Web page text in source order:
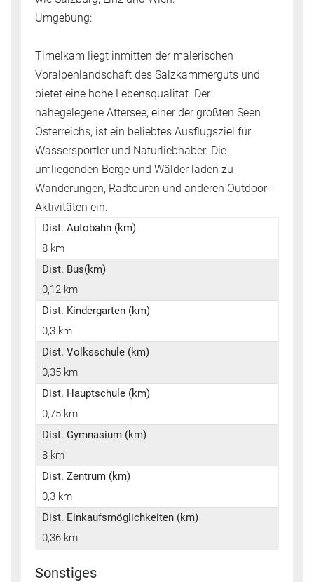
Umgebung:
Timelkam liegt inmitten der malerischen
Voralpenlandschaft des Salzkammerguts und
bietet eine hohe Lebensqualität. Der
nahegelegene Attersee, einer der größten Seen
Österreichs, ist ein beliebtes Ausflugsziel für
Wassersportler und Naturliebhaber. Die
umliegenden Berge und Wälder laden zu
Wanderungen, Radtouren und anderen Outdoor-
Aktivitäten ein.
Dist. Autobahn (km)
8 km
Dist. Bus(km)
0,12 km
Dist. Kindergarten (km)
0,3 km
Dist. Volksschule (km)
0,35 km
Dist. Hauptschule (km)
0,75 km
Dist. Gymnasium (km)
8 km
Dist. Zentrum (km)
0,3 km
Dist. Einkaufsmöglichkeiten (km)
0,36 km
Sonstiges